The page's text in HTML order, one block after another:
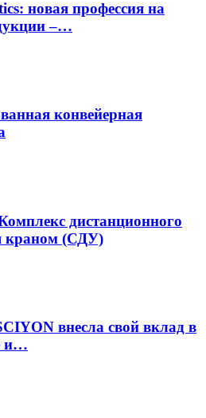
новая профессия на
–…
конвейерная
дистанционного
краном (СДУ)
внесла свой вклад в
и…